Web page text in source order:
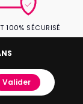
100% SÉCURISÉ
Valider